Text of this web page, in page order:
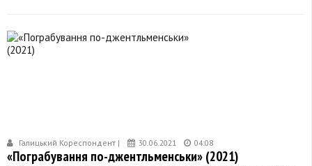
Галицький Кореспондент | 30.06.2021 04:08
«Пограбування по-джентльменськи» (2021)